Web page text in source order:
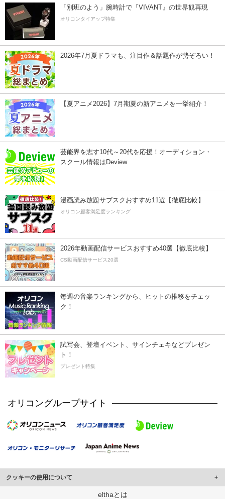
「別班のよう」腕時計で『VIVANT』の世界観再現
オリコンタイアップ特集
2026年7月夏ドラマも、注目作＆話題作が勢ぞろい！
【夏アニメ2026】7月期夏の新アニメを一挙紹介！
芸能界を志す10代～20代を応援！オーディション・
スクール情報はDeview
漫画読み放題サブスクおすすめ11選【徹底比較】
オリコン顧客満足度ランキング
2026年動画配信サービスおすすめ40選【徹底比較】
CS動画配信サービス20選
毎週の音楽ランキングから、ヒットの推移をチェッ
ク！
試写会、登壇イベント、サインチェキなどプレゼン
ト！
プレゼント特集
オリコングループサイト
クッキーの使用について
このサイトでは Cookie を使用して、ユーザーに合わせたコンテンツや広告の
elthaとは